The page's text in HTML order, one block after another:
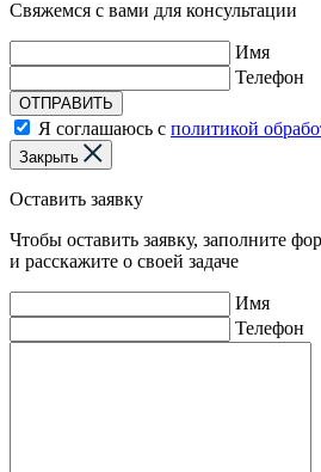
Свяжемся с вами для консультации
Имя
Телефон
ОТПРАВИТЬ
Я соглашаюсь с политикой
Закрыть
Оставить заявку
Чтобы оставить заявку, заполните
и расскажите о своей задаче
Имя
Телефон